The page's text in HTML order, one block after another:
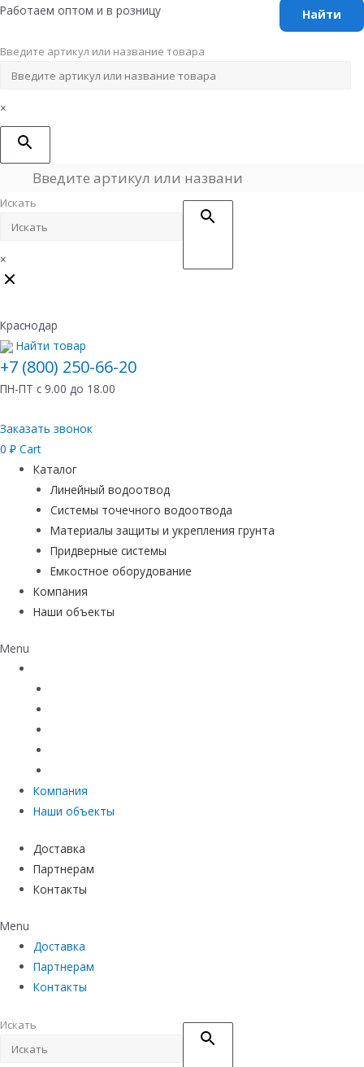
Перейти
содержимому
Работаем оптом и в розницу
Введите артикул или название товара
×
Искать
×
Краснодар
Найти товар
+7 (800) 250-66-20
ПН-ПТ с 9.00 до 18.00
Заказать звонок
0 ₽ Cart
Каталог
Линейный водоотвод
Системы точечного водоотвода
Материалы защиты и укрепления грунта
Придверные системы
Емкостное оборудование
Компания
Наши объекты
Menu
Компания
Наши объекты
Доставка
Партнерам
Контакты
Menu
Доставка
Партнерам
Контакты
Искать